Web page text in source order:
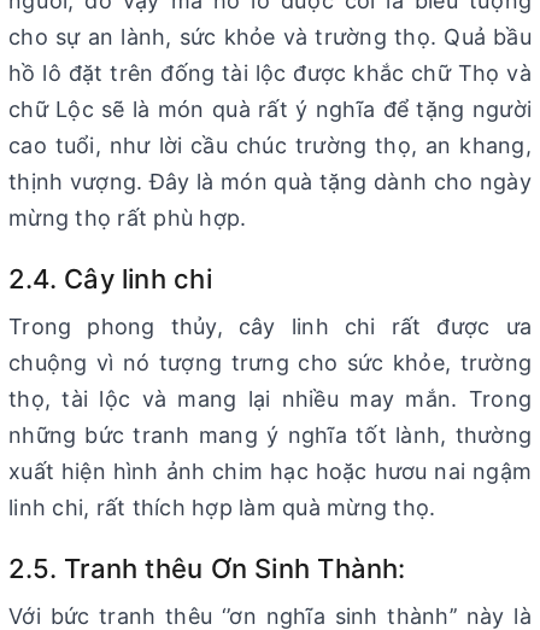
cho sự an lành, sức khỏe và trường thọ. Quả bầu
hồ lô đặt trên đống tài lộc được khắc chữ Thọ và
chữ Lộc sẽ là món quà rất ý nghĩa để tặng người
cao tuổi, như lời cầu chúc trường thọ, an khang,
thịnh vượng. Đây là món quà tặng dành cho ngày
mừng thọ rất phù hợp.
2.4. Cây linh chi
Trong phong thủy, cây linh chi rất được ưa
chuộng vì nó tượng trưng cho sức khỏe, trường
thọ, tài lộc và mang lại nhiều may mắn. Trong
những bức tranh mang ý nghĩa tốt lành, thường
xuất hiện hình ảnh chim hạc hoặc hươu nai ngậm
linh chi, rất thích hợp làm quà mừng thọ.
2.5. Tranh thêu Ơn Sinh Thành:
Với bức tranh thêu ‘’ơn nghĩa sinh thành’’ này là